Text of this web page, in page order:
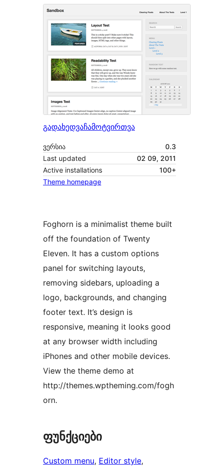
გადახედვაჩამოტვირთვა
ვერსია
0.3
Last updated
02 09, 2011
Active installations
100+
Theme homepage
Foghorn is a minimalist theme built
off the foundation of Twenty
Eleven. It has a custom options
panel for switching layouts,
removing sidebars, uploading a
logo, backgrounds, and changing
footer text. It’s design is
responsive, meaning it looks good
at any browser width including
iPhones and other mobile devices.
View the theme demo at
http://themes.wptheming.com/fogh
orn.
ფუნქციები
Custom menu, Editor style